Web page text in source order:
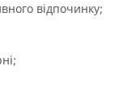
відпочинку;